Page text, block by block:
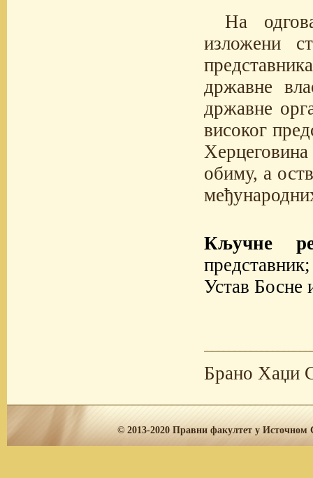
На
изложени
државне
државне
високог
обиму, а
Кључне
Устав Босне
Брано Хаџи
© 2013-2020 Правни факултет у Источном